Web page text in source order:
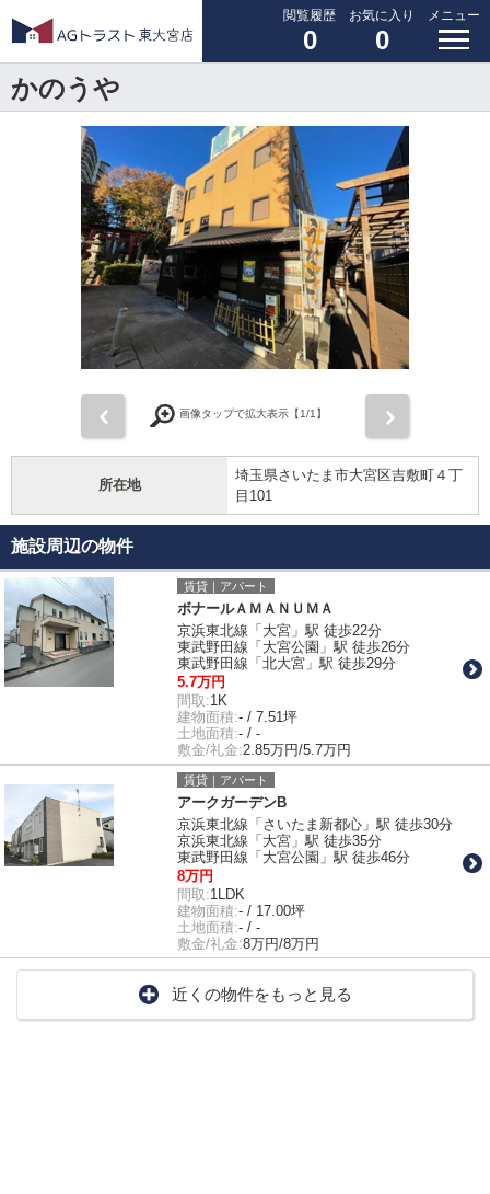
閲覧履歴
0
お気に入り
0
メニュー
かのうや
画像タップで拡大表示【1/1】
所在地
埼玉県さいたま市大宮区吉敷町４丁
目101
施設周辺の物件
賃貸｜アパート
ボナールＡＭＡＮＵＭＡ
京浜東北線「大宮」駅 徒歩22分
東武野田線「大宮公園」駅 徒歩26分
東武野田線「北大宮」駅 徒歩29分
5.7万円
間取:1K
建物面積:- / 7.51坪
土地面積:- / -
敷金/礼金:2.85万円/5.7万円
賃貸｜アパート
アークガーデンB
京浜東北線「さいたま新都心」駅 徒歩30分
京浜東北線「大宮」駅 徒歩35分
東武野田線「大宮公園」駅 徒歩46分
8万円
間取:1LDK
建物面積:- / 17.00坪
土地面積:- / -
敷金/礼金:8万円/8万円
近くの物件をもっと見る